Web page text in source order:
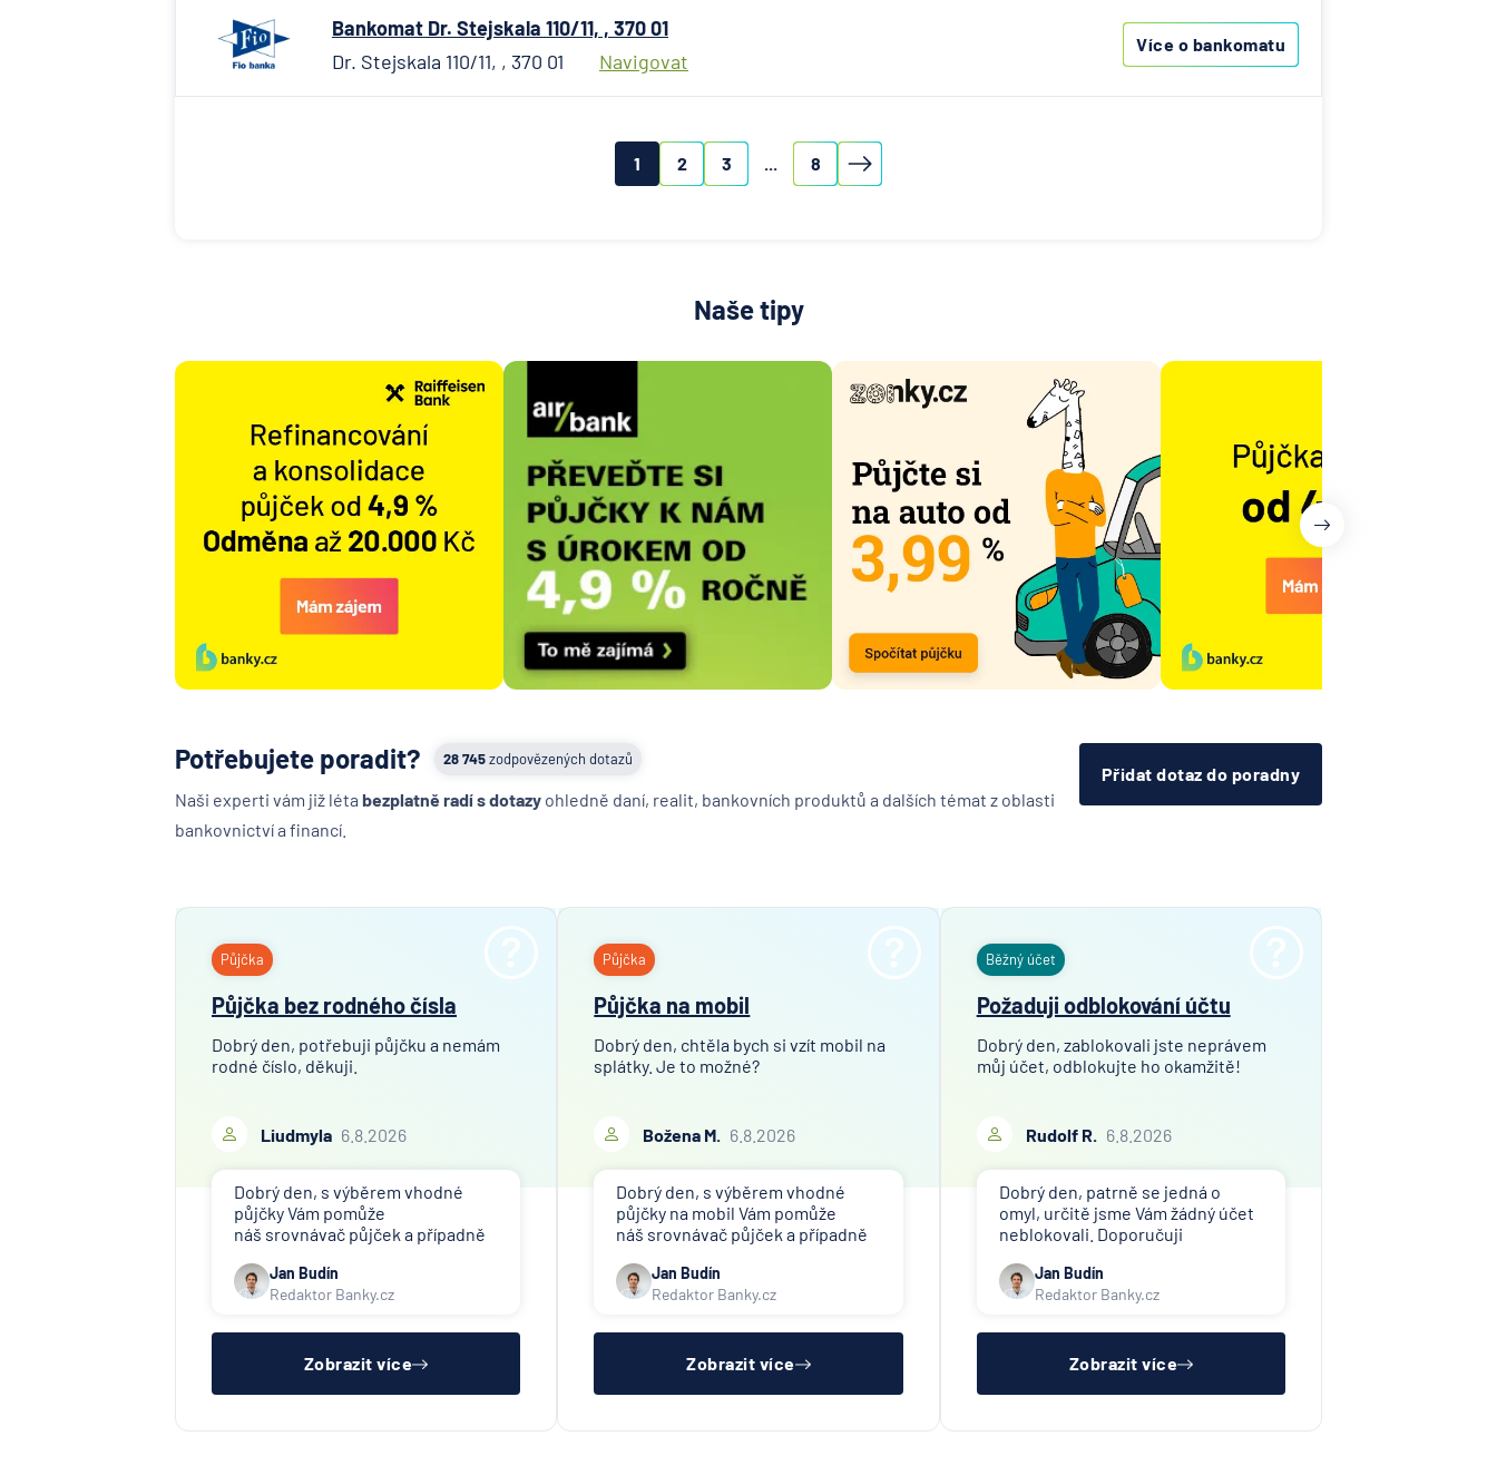
Bankomat Dr. Stejskala 110/11, , 370 01
Dr. Stejskala 110/11, , 370 01
Navigovat
Více o bankomatu
1 2 3 ... 8
Naše tipy
28 745zodpovězených dotazů
Potřebujete poradit?
Naši experti vám již léta bezplatně radí s dotazy ohledně daní, realit, bankovních produktů a dalších témat z oblasti
bankovnictví a financí.
Přidat dotaz do poradny
Půjčka
Půjčka bez rodného čísla
Dobrý den, potřebuji půjčku a nemám
rodné číslo, děkuji.
Liudmyla 6.8.2026
Dobrý den, s výběrem vhodné
půjčky Vám pomůže
náš srovnávač půjček a případně
půjček. Pro získání půjčky je třeba
mít dostatečný příjem, nebýt ve
čistý registr dlužník a ideálně mít
Jan Budín
Redaktor Banky.cz
Zobrazit více
Půjčka
Půjčka na mobil
Dobrý den, chtěla bych si vzít mobil na
splátky. Je to možné?
Božena M. 6.8.2026
Dobrý den, s výběrem vhodné
půjčky na mobil Vám pomůže
náš srovnávač půjček a případně
půjček. Pro získání půjčky (nebo
nákupu na splátky) je třeba mít
zkušební ani výpovědní lhůtě, mít
Jan Budín
Redaktor Banky.cz
Zobrazit více
Běžný účet
Požaduji odblokování účtu
Dobrý den, zablokovali jste neprávem
můj účet, odblokujte ho okamžitě!
Rudolf R. 6.8.2026
Dobrý den, patrně se jedná o
omyl, určitě jsme Vám žádný účet
neblokovali. Doporučuji
zablokoval (exekutor, banka atd.).
Jan Budín
Redaktor Banky.cz
Zobrazit více